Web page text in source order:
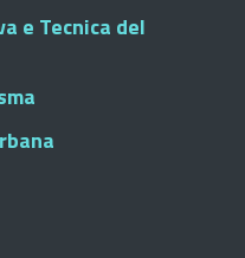
e Tecnica del